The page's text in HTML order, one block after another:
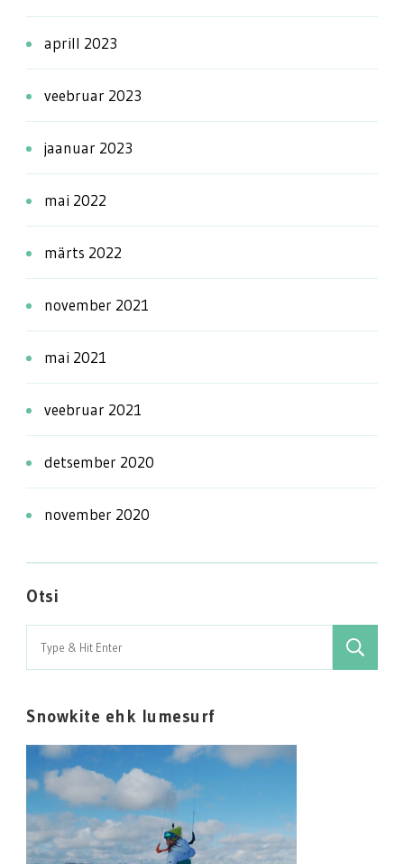
aprill 2023
veebruar 2023
jaanuar 2023
mai 2022
märts 2022
november 2021
mai 2021
veebruar 2021
detsember 2020
november 2020
Otsi
Search
for:
Snowkite ehk lumesurf